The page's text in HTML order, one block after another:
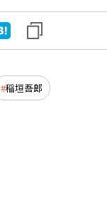
稲垣吾郎